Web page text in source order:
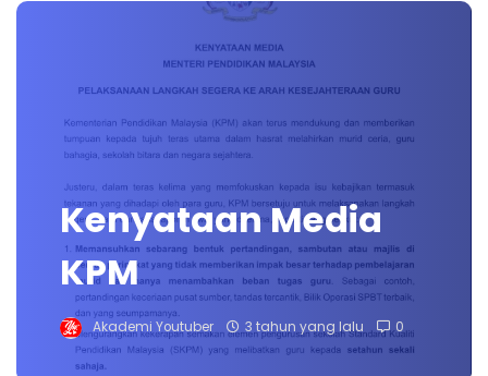
Kenyataan Media
KPM
Akademi Youtuber 3 tahun yang lalu 0